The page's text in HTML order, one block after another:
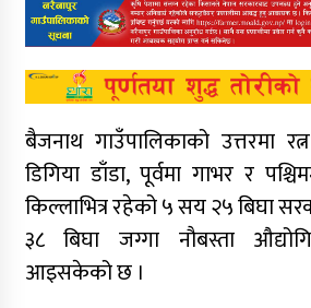
बैजनाथ गाउँपालिकाको उत्तरमा
डिगिया डाँडा, पूर्वमा गाभर र
किल्लाभित्र रहेको ५ सय २५ बिघा
३८ बिघा जग्गा नौबस्ता
आइसकेको छ ।